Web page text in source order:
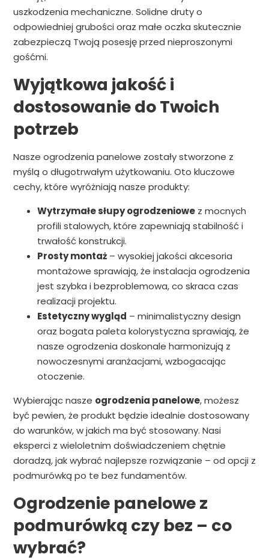
uszkodzenia mechaniczne. Solidne druty o
odpowiedniej grubości oraz małe oczka skutecznie
zabezpieczą Twoją posesję przed nieproszonymi
gośćmi.
Wyjątkowa jakość i
dostosowanie do Twoich
potrzeb
Nasze ogrodzenia panelowe zostały stworzone z
myślą o długotrwałym użytkowaniu. Oto kluczowe
cechy, które wyróżniają nasze produkty:
Wytrzymałe słupy ogrodzeniowez mocnych
profili stalowych, które zapewniają stabilność i
trwałość konstrukcji.
Prosty montaż– wysokiej jakości akcesoria
montażowe sprawiają, że instalacja ogrodzenia
jest szybka i bezproblemowa, co skraca czas
realizacji projektu.
Estetyczny wygląd – minimalistyczny design
oraz bogata paleta kolorystyczna sprawiają, że
nasze ogrodzenia doskonale harmonizują z
nowoczesnymi aranżacjami, wzbogacając
otoczenie.
Wybierając nasze ogrodzenia panelowe, możesz
być pewien, że produkt będzie idealnie dostosowany
do warunków, w jakich ma być stosowany. Nasi
eksperci z wieloletnim doświadczeniem chętnie
doradzą, jak wybrać najlepsze rozwiązanie – od opcji z
podmurówką po te bez fundamentów.
Ogrodzenie panelowe z
podmurówką czy bez – co
wybrać?